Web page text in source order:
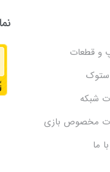
و قطعات
شبکه
مخصوص بازی
ما